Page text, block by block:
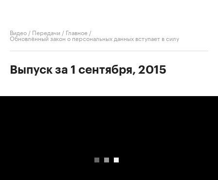
Видео / Передачи / Главное /
Обновлённый закон о персональных данных вступает в силу
Выпуск за 1 сентября, 2015